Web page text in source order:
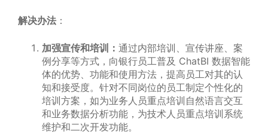
解决办法 ：
加强宣传和培训： 通过内部培训、宣传讲座、案
例分享等方式，向银行员工普及 ChatBI 数据智能
体的优势、功能和使用方法，提高员工对其的认
知和接受度。针对不同岗位的员工制定个性化的
培训方案，如为业务人员重点培训自然语言交互
和业务数据分析功能，为技术人员重点培训系统
维护和二次开发功能。